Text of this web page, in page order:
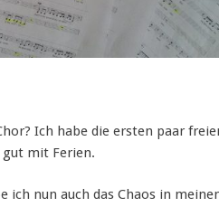
Ich habe die ersten paar
gut mit Ferien.
ich nun auch das Chaos in